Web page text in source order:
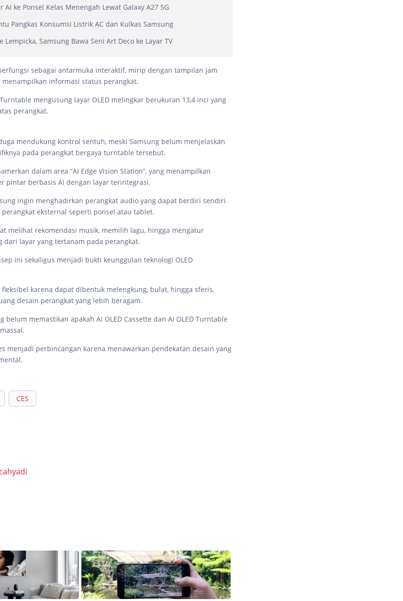
AI ke Ponsel Kelas Menengah Lewat Galaxy A27 5G
Pangkas Konsumsi Listrik AC dan Kulkas Samsung
Lempicka, Samsung Bawa Seni Art Deco ke Layar TV
sebagai antarmuka interaktif, mirip dengan tampilan jam
informasi status perangkat.
mengusung layar OLED melingkar berukuran 13,4 inci yang
perangkat.
mendukung kontrol sentuh, meski Samsung belum menjelaskan
pada perangkat bergaya turntable tersebut.
dalam area “AI Edge Vision Station”, yang menampilkan
pintar berbasis AI dengan layar terintegrasi.
ingin menghadirkan perangkat audio yang dapat berdiri sendiri
eksternal seperti ponsel atau tablet.
melihat rekomendasi musik, memilih lagu, hingga mengatur
dari layar yang tertanam pada perangkat.
ini sekaligus menjadi bukti keunggulan teknologi OLED
fleksibel karena dapat dibentuk melengkung, bulat, hingga sferis,
desain perangkat yang lebih beragam.
belum memastikan apakah AI OLED Cassette dan AI OLED Turntable
menjadi perbincangan karena menawarkan pendekatan desain yang
CES